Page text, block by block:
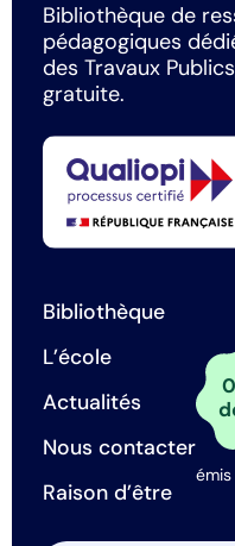
Bibliothèque de
pédagogiques
des Travaux
gratuite.
Bibliothèque
L’école
Actualités
Nous contacter
Raison d’être